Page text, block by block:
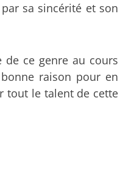
sa sincérité et son
ce genre au cours
raison pour en
tout le talent de cette